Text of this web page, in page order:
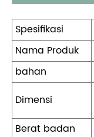
Spesifikasi
Nama Produk
bahan
Dimensi
Berat badan